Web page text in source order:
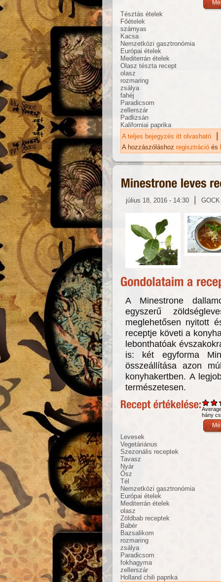
Tésztás ételek
Főételek
szárnyas
Kacsa
Nemzetközi gasztronómia
Európai ételek
Mediterrán ételek
Olasz tészta recept
olasz
rozmaring
zsálya
fahéj
Paradicsom
zellerszár
Padlizsán
Kaliforniai paprika
A teljes bejegyzés itt olvasható
|
A hozzászóláshoz regisztráció és
július 18, 2016 - 14:30 | GOCK
A Minestrone
egyszerű
meglehetősen nyitott
receptje követi a
lebonthatóak
is: két egyforma
összeállítása azon
konyhakertben. A
természetesen.
hány
Levesek
Vegetáriánus
Szezonális receptek
Tavasz
Nyár
Ősz
Tél
Nemzetközi gasztronómia
Európai ételek
Mediterrán ételek
olasz
Zöldbab receptek
Babér
Bazsalikom
rozmaring
zsálya
Paradicsom
fokhagyma
zellerszár
Holland chili paprika